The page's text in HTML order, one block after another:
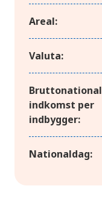
Areal:
Valuta:
Bruttonational
indkomst per
indbygger:
Nationaldag: